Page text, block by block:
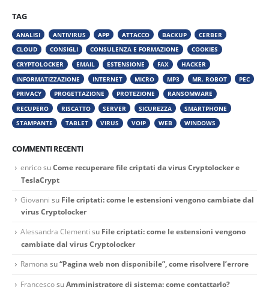
TAG
ANALISI ANTIVIRUS APP ATTACCO BACKUP
CERBER
CLOUD
CONSIGLI CONSULENZA E FORMAZIONE
COOKIES
CRYPTOLOCKER
EMAIL ESTENSIONE FAX
HACKER
INFORMATIZZAZIONE
INTERNET MICRO MP3 MR. ROBOT
PEC
PRIVACY
PROGETTAZIONE PROTEZIONE
RANSOMWARE
RECUPERO
RISCATTO SERVER SICUREZZA
SMARTPHONE
STAMPANTE
TABLET VIRUS VOIP WEB WINDOWS
COMMENTI RECENTI
enricosuCome recuperare file criptati da virus Cryptolocker e
TeslaCrypt
Giovanni su File criptati: come le estensioni vengono cambiate dal
virus Cryptolocker
Alessandra Clementi su File criptati: come le estensioni vengono
cambiate dal virus Cryptolocker
Ramona su“Pagina web non disponibile”, come risolvere l’errore
FrancescosuAmministratore di sistema: come contattarlo?